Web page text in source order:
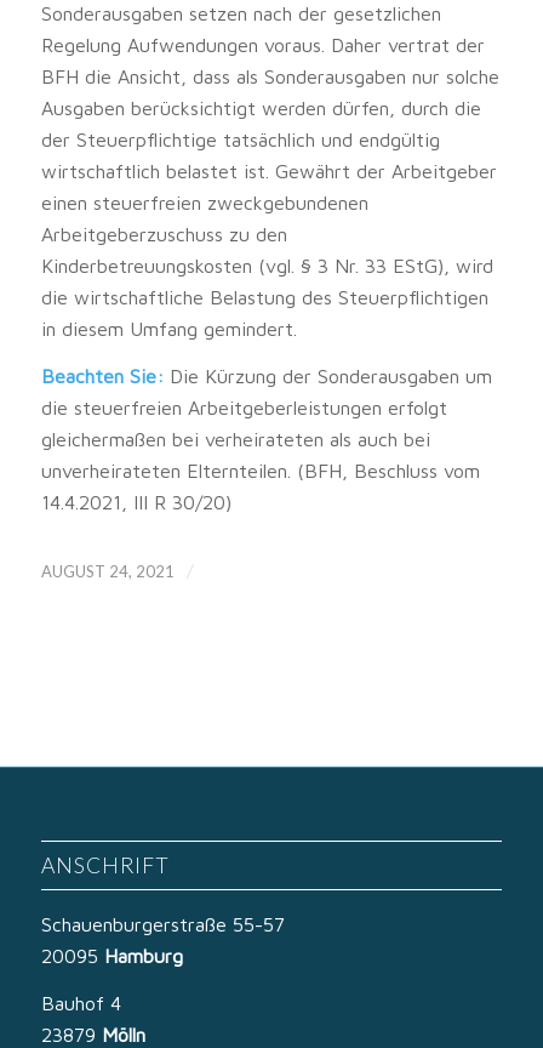
Sonderausgaben setzen nach der gesetzlichen
Regelung Aufwendungen voraus. Daher vertrat der
BFH die Ansicht, dass als Sonderausgaben nur solche
Ausgaben berücksichtigt werden dürfen, durch die
der Steuerpflichtige tatsächlich und endgültig
wirtschaftlich belastet ist. Gewährt der Arbeitgeber
einen steuerfreien zweckgebundenen
Arbeitgeberzuschuss zu den
Kinderbetreuungskosten (vgl. § 3 Nr. 33 EStG), wird
die wirtschaftliche Belastung des Steuerpflichtigen
in diesem Umfang gemindert.
Beachten Sie: Die Kürzung der Sonderausgaben um
die steuerfreien Arbeitgeberleistungen erfolgt
gleichermaßen bei verheirateten als auch bei
unverheirateten Elternteilen. (BFH, Beschluss vom
14.4.2021, III R 30/20)
AUGUST 24, 2021 /
ANSCHRIFT
Schauenburgerstraße 55-57
20095 Hamburg
Bauhof 4
23879 Mölln